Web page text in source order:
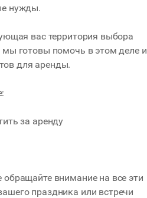
нужды.
вас территория выбора
мы готовы помочь в этом деле и
для аренды.
за аренду
внимание на все эти
праздника или встречи